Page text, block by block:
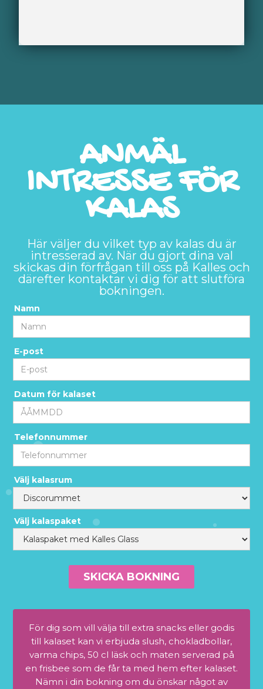
ANMÄL
INTRESSE FÖR
KALAS
Här väljer du vilket typ av kalas du är
intresserad av. När du gjort dina val
skickas din förfrågan till oss på Kalles och
därefter kontaktar vi dig för att slutföra
bokningen.
Namn
E-post
Datum för kalaset
Telefonnummer
Välj kalasrum
Välj kalaspaket
För dig som vill välja till extra snacks eller godis
till kalaset kan vi erbjuda slush, chokladbollar,
varma chips, 50 cl läsk och maten serverad på
en frisbee som de får ta med hem efter kalaset.
Nämn i din bokning om du önskar något av